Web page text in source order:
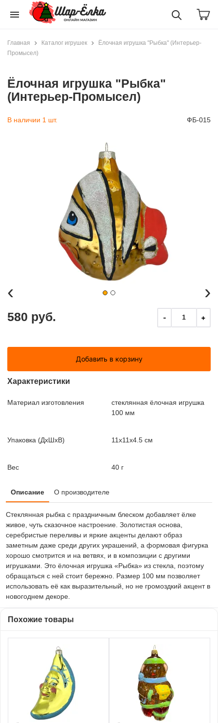
menu
Главная Каталог игрушек
Ёлочная игрушка "Рыбка" (Интерьер-
Промысел)
Ёлочная игрушка "Рыбка"
(Интерьер-Промысел)
В наличии 1 шт. ФБ-015
‹ ›
580 руб. - 1 +
Добавить в корзину
Характеристики
Материал изготовления
стеклянная ёлочная игрушка
100 мм
Упаковка (ДxШxВ) 11x11x4.5 см
Вес 40 г
Описание О производителе
Стеклянная рыбка с праздничным блеском добавляет ёлке
живое, чуть сказочное настроение. Золотистая основа,
серебристые переливы и яркие акценты делают образ
заметным даже среди других украшений, а формовая фигурка
хорошо смотрится и на ветвях, и в композиции с другими
игрушками. Это ёлочная игрушка «Рыбка» из стекла, поэтому
обращаться с ней стоит бережно. Размер 100 мм позволяет
использовать её как выразительный, но не громоздкий акцент в
новогоднем декоре.
Похожие товары